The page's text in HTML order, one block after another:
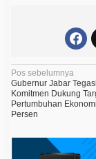
N
a
v
Pos sebelumnya
Gubernur Jabar
Komitmen Dukung
Pertumbuhan
Persen